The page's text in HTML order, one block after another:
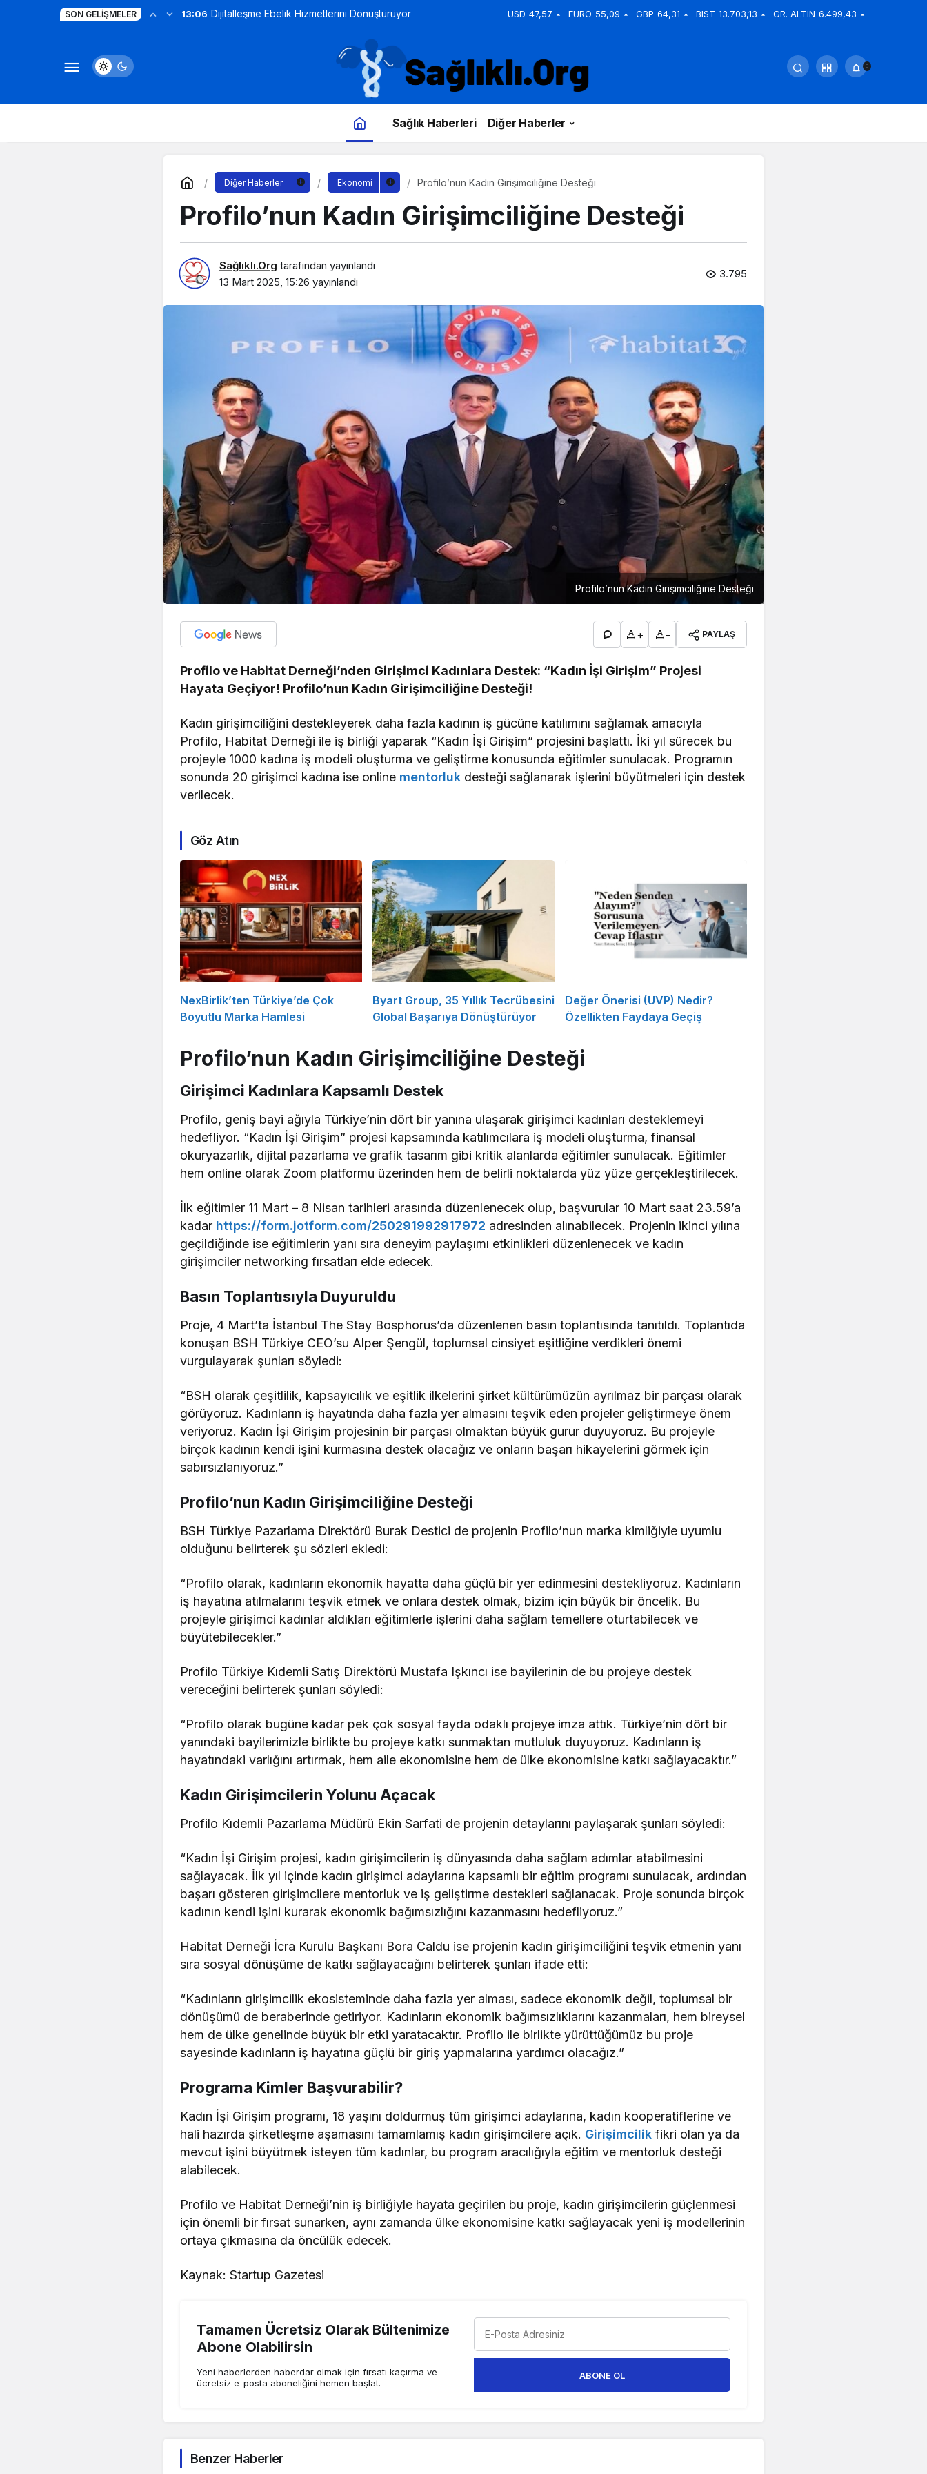
SON GELIŞMELER 13:06 Dijitalleşme Ebelik Hizmetlerini Dönüştürüyor USD 47,57 EURO 55,09 GBP 64,31 BIST 13.703,13 GR. ALTIN 6.499,43
0
Sağlık Haberleri Diğer Haberler
Diğer Haberler Ekonomi Profilo’nun Kadın Girişimciliğine Desteği
Profilo’nun Kadın Girişimciliğine Desteği
Sağlıklı.Org tarafından yayınlandı
13 Mart 2025, 15:26 yayınlandı
3.795
Profilo’nun Kadın Girişimciliğine Desteği
+ - PAYLAŞ
Profilo ve Habitat Derneği’nden Girişimci Kadınlara Destek: “Kadın İşi Girişim” Projesi
Hayata Geçiyor! Profilo’nun Kadın Girişimciliğine Desteği!
Kadın girişimciliğini destekleyerek daha fazla kadının iş gücüne katılımını sağlamak amacıyla
Profilo, Habitat Derneği ile iş birliği yaparak “Kadın İşi Girişim” projesini başlattı. İki yıl sürecek bu
projeyle 1000 kadına iş modeli oluşturma ve geliştirme konusunda eğitimler sunulacak. Programın
sonunda 20 girişimci kadına ise online mentorluk desteği sağlanarak işlerini büyütmeleri için destek
verilecek.
Göz Atın
NexBirlik’ten Türkiye’de Çok
Boyutlu Marka Hamlesi
Byart Group, 35 Yıllık Tecrübesini
Global Başarıya Dönüştürüyor
Değer Önerisi (UVP) Nedir?
Özellikten Faydaya Geçiş
Profilo’nun Kadın Girişimciliğine Desteği
Girişimci Kadınlara Kapsamlı Destek
Profilo, geniş bayi ağıyla Türkiye’nin dört bir yanına ulaşarak girişimci kadınları desteklemeyi
hedefliyor. “Kadın İşi Girişim” projesi kapsamında katılımcılara iş modeli oluşturma, finansal
okuryazarlık, dijital pazarlama ve grafik tasarım gibi kritik alanlarda eğitimler sunulacak. Eğitimler
hem online olarak Zoom platformu üzerinden hem de belirli noktalarda yüz yüze gerçekleştirilecek.
İlk eğitimler 11 Mart – 8 Nisan tarihleri arasında düzenlenecek olup, başvurular 10 Mart saat 23.59’a
kadar https://form.jotform.com/250291992917972 adresinden alınabilecek. Projenin ikinci yılına
geçildiğinde ise eğitimlerin yanı sıra deneyim paylaşımı etkinlikleri düzenlenecek ve kadın
girişimciler networking fırsatları elde edecek.
Basın Toplantısıyla Duyuruldu
Proje, 4 Mart’ta İstanbul The Stay Bosphorus’da düzenlenen basın toplantısında tanıtıldı. Toplantıda
konuşan BSH Türkiye CEO’su Alper Şengül, toplumsal cinsiyet eşitliğine verdikleri önemi
vurgulayarak şunları söyledi:
“BSH olarak çeşitlilik, kapsayıcılık ve eşitlik ilkelerini şirket kültürümüzün ayrılmaz bir parçası olarak
görüyoruz. Kadınların iş hayatında daha fazla yer almasını teşvik eden projeler geliştirmeye önem
veriyoruz. Kadın İşi Girişim projesinin bir parçası olmaktan büyük gurur duyuyoruz. Bu projeyle
birçok kadının kendi işini kurmasına destek olacağız ve onların başarı hikayelerini görmek için
sabırsızlanıyoruz.”
Profilo’nun Kadın Girişimciliğine Desteği
BSH Türkiye Pazarlama Direktörü Burak Destici de projenin Profilo’nun marka kimliğiyle uyumlu
olduğunu belirterek şu sözleri ekledi:
“Profilo olarak, kadınların ekonomik hayatta daha güçlü bir yer edinmesini destekliyoruz. Kadınların
iş hayatına atılmalarını teşvik etmek ve onlara destek olmak, bizim için büyük bir öncelik. Bu
projeyle girişimci kadınlar aldıkları eğitimlerle işlerini daha sağlam temellere oturtabilecek ve
büyütebilecekler.”
Profilo Türkiye Kıdemli Satış Direktörü Mustafa Işkıncı ise bayilerinin de bu projeye destek
vereceğini belirterek şunları söyledi:
“Profilo olarak bugüne kadar pek çok sosyal fayda odaklı projeye imza attık. Türkiye’nin dört bir
yanındaki bayilerimizle birlikte bu projeye katkı sunmaktan mutluluk duyuyoruz. Kadınların iş
hayatındaki varlığını artırmak, hem aile ekonomisine hem de ülke ekonomisine katkı sağlayacaktır.”
Kadın Girişimcilerin Yolunu Açacak
Profilo Kıdemli Pazarlama Müdürü Ekin Sarfati de projenin detaylarını paylaşarak şunları söyledi:
“Kadın İşi Girişim projesi, kadın girişimcilerin iş dünyasında daha sağlam adımlar atabilmesini
sağlayacak. İlk yıl içinde kadın girişimci adaylarına kapsamlı bir eğitim programı sunulacak, ardından
başarı gösteren girişimcilere mentorluk ve iş geliştirme destekleri sağlanacak. Proje sonunda birçok
kadının kendi işini kurarak ekonomik bağımsızlığını kazanmasını hedefliyoruz.”
Habitat Derneği İcra Kurulu Başkanı Bora Caldu ise projenin kadın girişimciliğini teşvik etmenin yanı
sıra sosyal dönüşüme de katkı sağlayacağını belirterek şunları ifade etti:
“Kadınların girişimcilik ekosisteminde daha fazla yer alması, sadece ekonomik değil, toplumsal bir
dönüşümü de beraberinde getiriyor. Kadınların ekonomik bağımsızlıklarını kazanmaları, hem bireysel
hem de ülke genelinde büyük bir etki yaratacaktır. Profilo ile birlikte yürüttüğümüz bu proje
sayesinde kadınların iş hayatına güçlü bir giriş yapmalarına yardımcı olacağız.”
Programa Kimler Başvurabilir?
Kadın İşi Girişim programı, 18 yaşını doldurmuş tüm girişimci adaylarına, kadın kooperatiflerine ve
hali hazırda şirketleşme aşamasını tamamlamış kadın girişimcilere açık. Girişimcilik fikri olan ya da
mevcut işini büyütmek isteyen tüm kadınlar, bu program aracılığıyla eğitim ve mentorluk desteği
alabilecek.
Profilo ve Habitat Derneği’nin iş birliğiyle hayata geçirilen bu proje, kadın girişimcilerin güçlenmesi
için önemli bir fırsat sunarken, aynı zamanda ülke ekonomisine katkı sağlayacak yeni iş modellerinin
ortaya çıkmasına da öncülük edecek.
Kaynak: Startup Gazetesi
Tamamen Ücretsiz Olarak Bültenimize
Abone Olabilirsin
Yeni haberlerden haberdar olmak için fırsatı kaçırma ve
ücretsiz e-posta aboneliğini hemen başlat.
ABONE OL
Benzer Haberler